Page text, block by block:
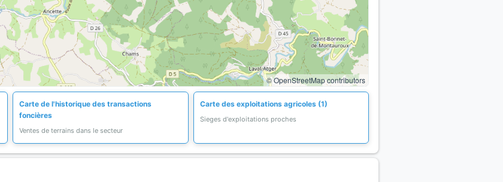
© OpenStreetMap contributors
Carte de l'historique des transactions
foncières
Ventes de terrains dans le secteur
Carte des exploitations agricoles (1)
Sieges d'exploitations proches